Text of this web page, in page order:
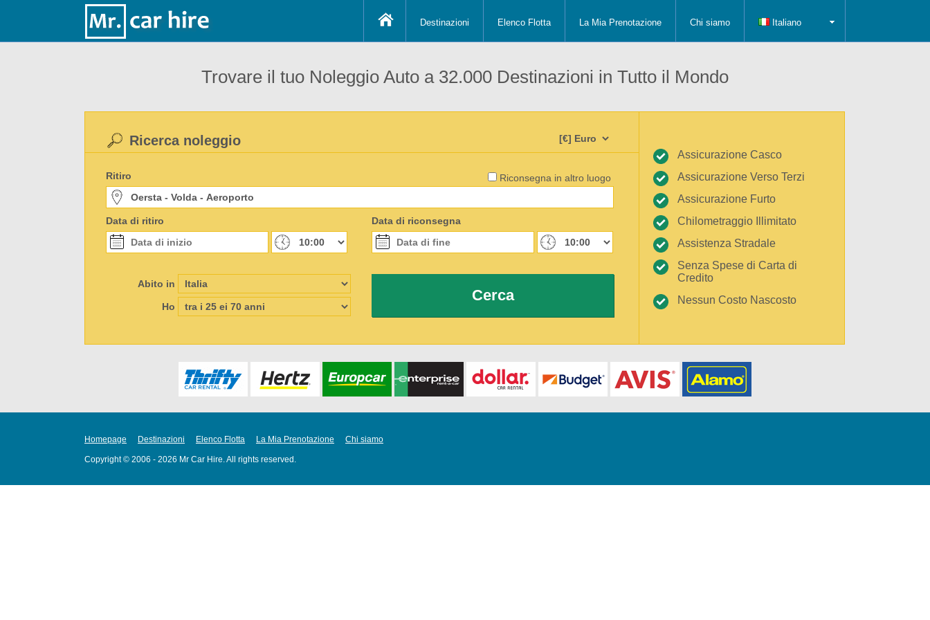
Destinazioni Elenco Flotta La Mia Prenotazione Chi siamo Italiano
Trovare il tuo Noleggio Auto a 32.000 Destinazioni in Tutto il Mondo
Riconsegna in altro luogo
Ricerca noleggio
Ritiro
Data di ritiro Data di riconsegna
Abito in
Ho
Cerca
Assicurazione Casco
Assicurazione Verso Terzi
Assicurazione Furto
Chilometraggio Illimitato
Assistenza Stradale
Senza Spese di Carta di
Credito
Nessun Costo Nascosto
Homepage Destinazioni Elenco Flotta La Mia Prenotazione Chi siamo
Copyright © 2006 - 2026 Mr Car Hire. All rights reserved.